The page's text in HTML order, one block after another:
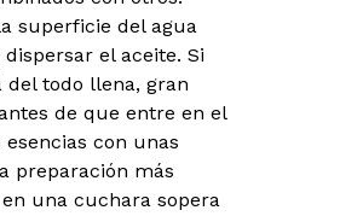
superficie del agua
el aceite. Si
del todo llena, gran
de que entre en el
con unas
preparación más
una cuchara sopera